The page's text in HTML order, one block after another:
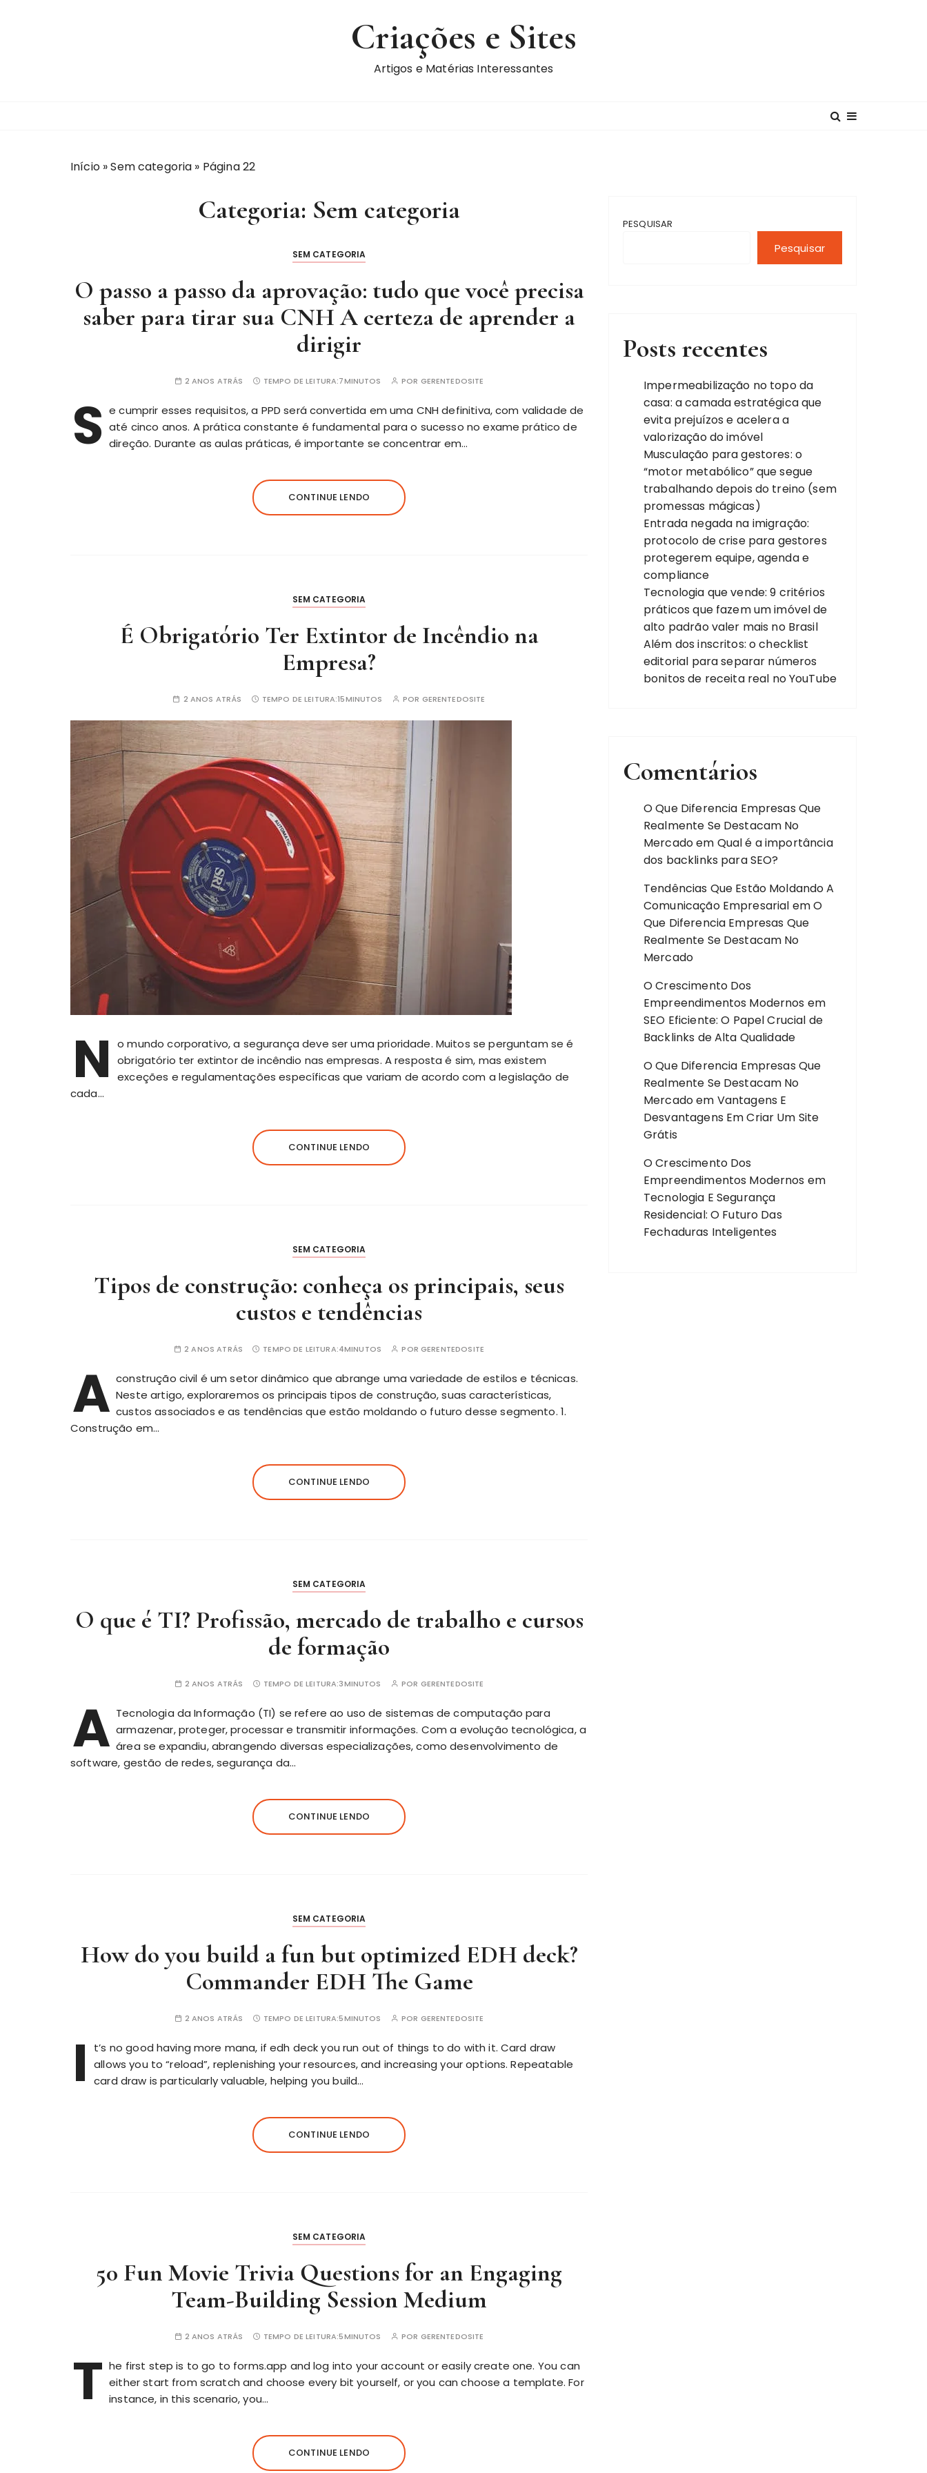
Criações e Sites
Artigos e Matérias Interessantes
Início»Sem categoria » Página 22
Categoria: Sem categoria
SEM CATEGORIA
O passo a passo da aprovação: tudo que você precisa
saber para tirar sua CNH A certeza de aprender a
dirigir
2 ANOS ATRÁS TEMPO DE LEITURA:7MINUTOS POR GERENTEDOSITE
S e cumprir esses requisitos, a PPD será convertida em uma CNH definitiva, com validade de
até cinco anos. A prática constante é fundamental para o sucesso no exame prático de
direção. Durante as aulas práticas, é importante se concentrar em…
CONTINUE LENDO
SEM CATEGORIA
É Obrigatório Ter Extintor de Incêndio na
Empresa?
2 ANOS ATRÁS TEMPO DE LEITURA:15MINUTOS POR GERENTEDOSITE
N o mundocorporativo, a segurança deve ser uma prioridade. Muitos se perguntam se é
obrigatório ter extintor de incêndio nas empresas. A resposta é sim, mas existem
exceções e regulamentações específicas que variam de acordo com a legislação de
cada…
CONTINUE LENDO
SEM CATEGORIA
Tipos de construção: conheça os principais, seus
custos e tendências
2 ANOS ATRÁS TEMPO DE LEITURA:4MINUTOS POR GERENTEDOSITE
A construção civil é um setor dinâmico que abrange uma variedade de estilos e técnicas.
Neste artigo, exploraremos os principais tipos de construção, suas características,
custos associados e as tendências que estão moldando o futuro desse segmento. 1.
Construção em…
CONTINUE LENDO
SEM CATEGORIA
O que é TI? Profissão, mercado de trabalho e cursos
de formação
2 ANOS ATRÁS TEMPO DE LEITURA:3MINUTOS POR GERENTEDOSITE
A Tecnologia da Informação (TI) se refere ao uso de sistemas de computação para
armazenar, proteger, processar e transmitir informações. Com a evolução tecnológica, a
área se expandiu, abrangendo diversas especializações, como desenvolvimento de
software, gestão de redes, segurança da…
CONTINUE LENDO
SEM CATEGORIA
How do you build a fun but optimized EDH deck?
Commander EDH The Game
2 ANOS ATRÁS TEMPO DE LEITURA:5MINUTOS POR GERENTEDOSITE
I
t’s no good having more mana, if edh deck you run out of things to do with it. Card draw
allows you to “reload”, replenishing your resources, and increasing your options. Repeatable
card draw is particularly valuable, helping you build…
CONTINUE LENDO
SEM CATEGORIA
50 Fun Movie Trivia Questions for an Engaging
Team-Building Session Medium
2 ANOS ATRÁS TEMPO DE LEITURA:5MINUTOS POR GERENTEDOSITE
T he first step is to go to forms.app and log into your account or easily create one. You can
either start from scratch and choose every bit yourself, or you can choose a template. For
instance, in this scenario, you…
CONTINUE LENDO
PESQUISAR
Pesquisar
Posts recentes
Impermeabilização no topo da
casa: a camada estratégica que
evita prejuízos e acelera a
valorização do imóvel
Musculação para gestores: o
“motor metabólico” que segue
trabalhando depois do treino (sem
promessas mágicas)
Entrada negada na imigração:
protocolo de crise para gestores
protegerem equipe, agenda e
compliance
Tecnologia que vende: 9 critérios
práticos que fazem um imóvel de
alto padrão valer mais no Brasil
Além dos inscritos: o checklist
editorial para separar números
bonitos de receita real no YouTube
Comentários
O Que Diferencia Empresas Que
Realmente Se Destacam No
Mercadoem Qual é a importância
dos backlinks para SEO?
Tendências Que Estão Moldando A
Comunicação Empresarial emO
Que Diferencia Empresas Que
Realmente Se Destacam No
Mercado
O Crescimento Dos
Empreendimentos Modernos em
SEO Eficiente: O Papel Crucial de
Backlinks de Alta Qualidade
O Que Diferencia Empresas Que
Realmente Se Destacam No
Mercadoem Vantagens E
Desvantagens Em Criar Um Site
Grátis
O Crescimento Dos
Empreendimentos Modernos em
Tecnologia E Segurança
Residencial: O Futuro Das
Fechaduras Inteligentes